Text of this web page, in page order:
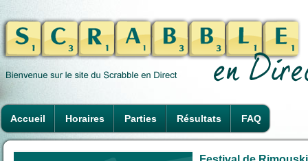
Accueil Horaires Parties Résultats FAQ